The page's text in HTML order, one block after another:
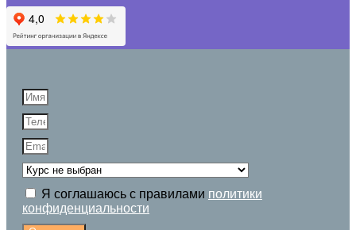
Я соглашаюсь с правилами политики
конфиденциальности